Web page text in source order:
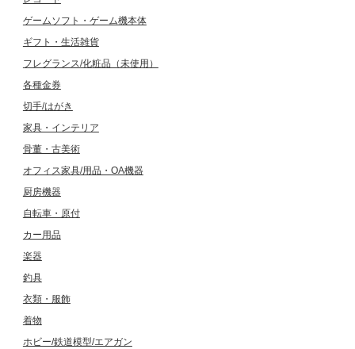
ゲームソフト・ゲーム機本体
ギフト・生活雑貨
フレグランス/化粧品（未使用）
各種金券
切手/はがき
家具・インテリア
骨董・古美術
オフィス家具/用品・OA機器
厨房機器
自転車・原付
カー用品
楽器
釣具
衣類・服飾
着物
ホビー/鉄道模型/エアガン